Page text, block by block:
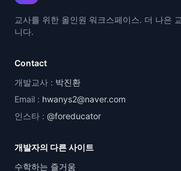
교사를 위한 올인원 워크스페이스. 더 나은
니다.
Contact
개발교사 : 박진환
Email : hwanys2@naver.com
인스타 : @foreducator
개발자의 다른 사이트
수학하는 즐거움